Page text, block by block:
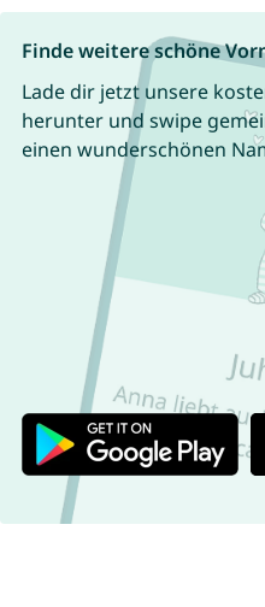
Finde weitere schöne
Lade dir jetzt unsere
herunter und swipe
einen wunderschönen